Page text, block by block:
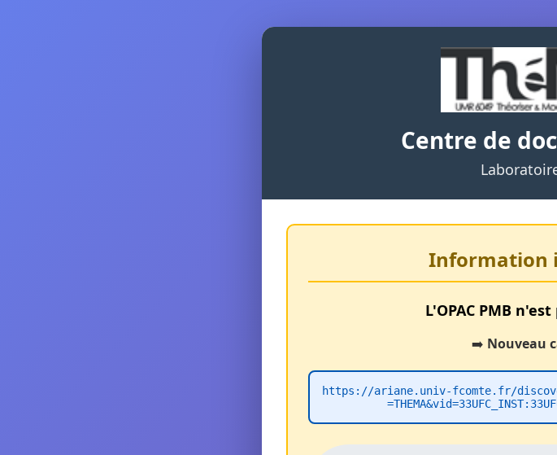
Centre de
Information
L'OPAC PMB
➡️ Nouveau
https://ariane.univ-fcomte.fr/